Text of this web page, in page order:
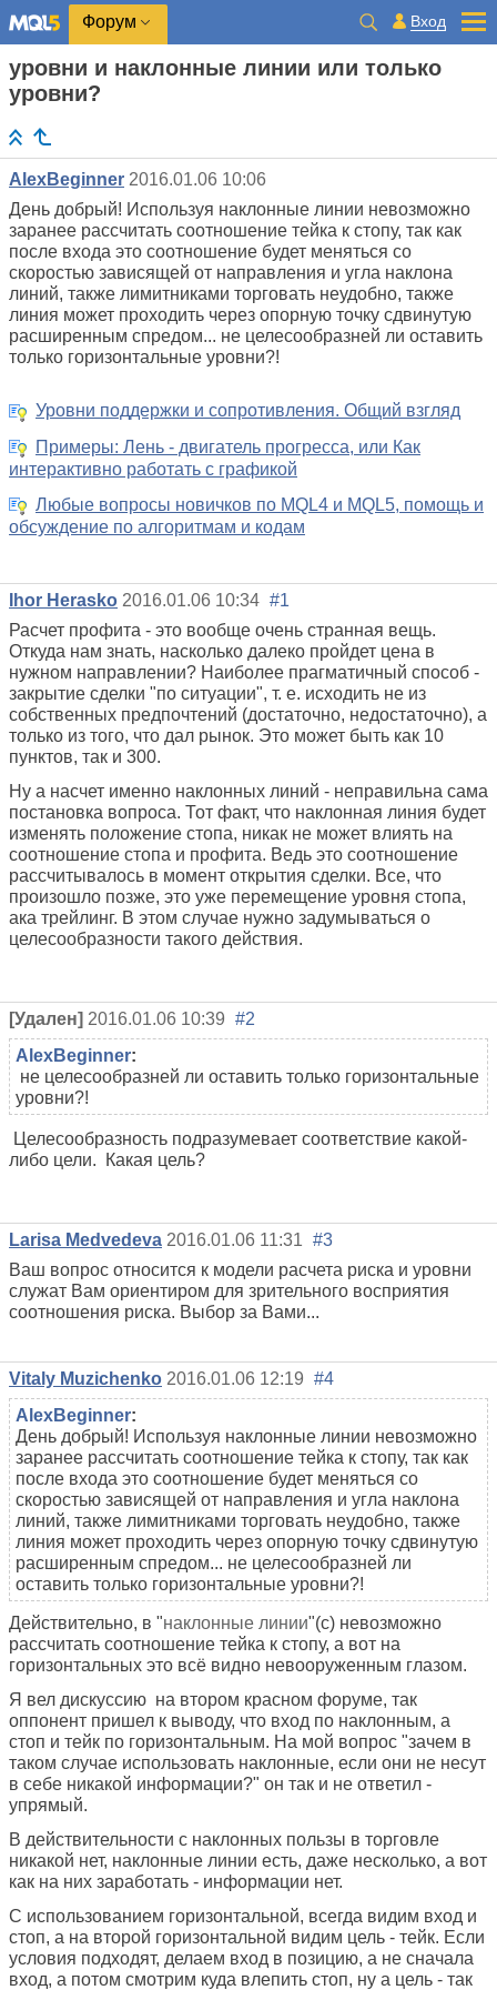
Форум Вход
уровни и наклонные линии или только
уровни?
AlexBeginner 2016.01.06 10:06
День добрый! Используя наклонные линии невозможно
заранее рассчитать соотношение тейка к стопу, так как
после входа это соотношение будет меняться со
скоростью зависящей от направления и угла наклона
линий, также лимитниками торговать неудобно, также
линия может проходить через опорную точку сдвинутую
расширенным спредом... не целесообразней ли оставить
только горизонтальные уровни?!
Уровни поддержки и сопротивления. Общий взгляд
Примеры: Лень - двигатель прогресса, или Как
интерактивно работать с графикой
Любые вопросы новичков по MQL4 и MQL5, помощь и
обсуждение по алгоритмам и кодам
Ihor Herasko 2016.01.06 10:34 #1
Расчет профита - это вообще очень странная вещь.
Откуда нам знать, насколько далеко пройдет цена в
нужном направлении? Наиболее прагматичный способ -
закрытие сделки "по ситуации", т. е. исходить не из
собственных предпочтений (достаточно, недостаточно), а
только из того, что дал рынок. Это может быть как 10
пунктов, так и 300.
Ну а насчет именно наклонных линий - неправильна сама
постановка вопроса. Тот факт, что наклонная линия будет
изменять положение стопа, никак не может влиять на
соотношение стопа и профита. Ведь это соотношение
рассчитывалось в момент открытия сделки. Все, что
произошло позже, это уже перемещение уровня стопа,
ака трейлинг. В этом случае нужно задумываться о
целесообразности такого действия.
[Удален] 2016.01.06 10:39 #2
AlexBeginner:
не целесообразней ли оставить только горизонтальные
уровни?!
Целесообразность подразумевает соответствие какой-
либо цели. Какая цель?
Larisa Medvedeva 2016.01.06 11:31 #3
Ваш вопрос относится к модели расчета риска и уровни
служат Вам ориентиром для зрительного восприятия
соотношения риска. Выбор за Вами...
Vitaly Muzichenko 2016.01.06 12:19 #4
AlexBeginner:
День добрый! Используя наклонные линии невозможно
заранее рассчитать соотношение тейка к стопу, так как
после входа это соотношение будет меняться со
скоростью зависящей от направления и угла наклона
линий, также лимитниками торговать неудобно, также
линия может проходить через опорную точку сдвинутую
расширенным спредом... не целесообразней ли
оставить только горизонтальные уровни?!
Действительно, в "наклонные линии"(с) невозможно
рассчитать соотношение тейка к стопу, а вот на
горизонтальных это всё видно невооруженным глазом.
Я вел дискуссию на втором красном форуме, так
оппонент пришел к выводу, что вход по наклонным, а
стоп и тейк по горизонтальным. На мой вопрос "зачем в
таком случае использовать наклонные, если они не несут
в себе никакой информации?" он так и не ответил -
упрямый.
В действительности с наклонных пользы в торговле
никакой нет, наклонные линии есть, даже несколько, а вот
как на них заработать - информации нет.
С использованием горизонтальной, всегда видим вход и
стоп, а на второй горизонтальной видим цель - тейк. Если
условия подходят, делаем вход в позицию, а не сначала
вход, а потом смотрим куда влепить стоп, ну а цель - так